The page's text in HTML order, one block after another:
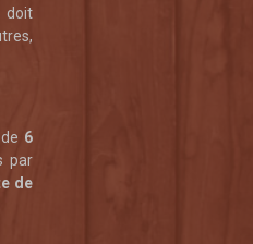
doit
6
par
de